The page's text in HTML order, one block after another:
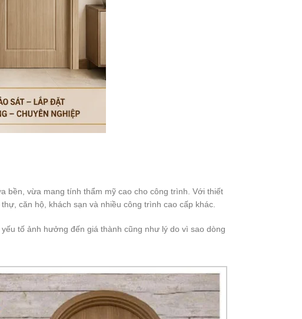
bền, vừa mang tính thẩm mỹ cao cho công trình. Với thiết
căn hộ, khách sạn và nhiều công trình cao cấp khác.
tố ảnh hưởng đến giá thành cũng như lý do vì sao dòng